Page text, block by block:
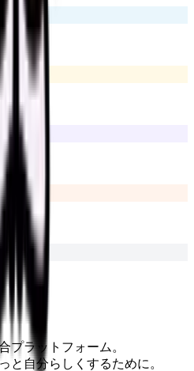
プラットフォーム。
と自分らしくするために。